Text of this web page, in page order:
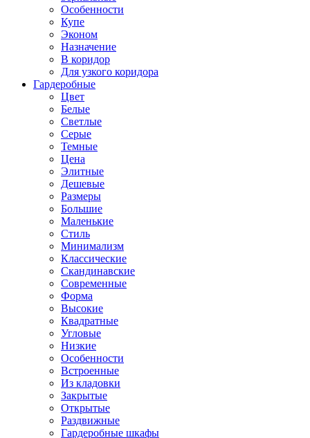
Особенности
Купе
Эконом
Назначение
В коридор
Для узкого коридора
Гардеробные
Цвет
Белые
Светлые
Серые
Темные
Цена
Элитные
Дешевые
Размеры
Большие
Маленькие
Стиль
Минимализм
Классические
Скандинавские
Современные
Форма
Высокие
Квадратные
Угловые
Низкие
Особенности
Встроенные
Из кладовки
Закрытые
Открытые
Раздвижные
Гардеробные шкафы